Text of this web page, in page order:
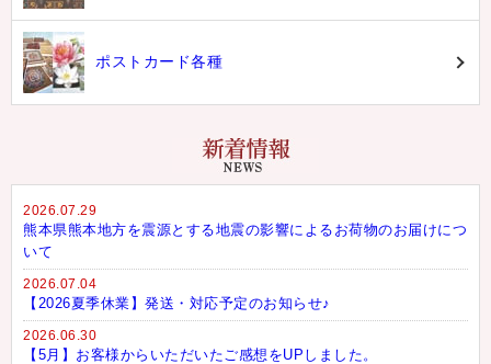
ポストカード各種
2026.07.29
熊本県熊本地方を震源とする地震の影響によるお荷物のお届けにつ
いて
2026.07.04
【2026夏季休業】発送・対応予定のお知らせ♪
2026.06.30
【5月】お客様からいただいたご感想をUPしました。